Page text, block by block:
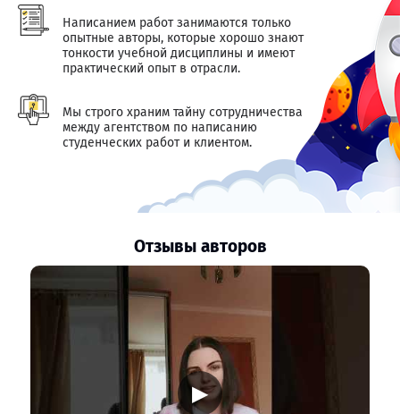
Написанием работ занимаются только
опытные авторы, которые хорошо знают
тонкости учебной дисциплины и имеют
практический опыт в отрасли.
Мы строго храним тайну сотрудничества
между агентством по написанию
студенческих работ и клиентом.
Отзывы авторов
▶